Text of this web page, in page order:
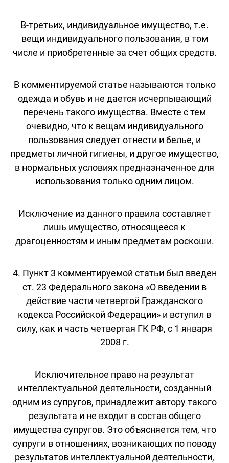
В-третьих, индивидуальное имущество, т.е.
вещи индивидуального пользования, в том
числе и приобретенные за счет общих средств.
В комментируемой статье называются только
одежда и обувь и не дается исчерпывающий
перечень такого имущества. Вместе с тем
очевидно, что к вещам индивидуального
пользования следует отнести и белье, и
предметы личной гигиены, и другое имущество,
в нормальных условиях предназначенное для
использования только одним лицом.
Исключение из данного правила составляет
лишь имущество, относящееся к
драгоценностям и иным предметам роскоши.
4. Пункт 3 комментируемой статьи был введен
ст. 23 Федерального закона «О введении в
действие части четвертой Гражданского
кодекса Российской Федерации» и вступил в
силу, как и часть четвертая ГК РФ, с 1 января
2008 г.
Исключительное право на результат
интеллектуальной деятельности, созданный
одним из супругов, принадлежит автору такого
результата и не входит в состав общего
имущества супругов. Это объясняется тем, что
супруги в отношениях, возникающих по поводу
результатов интеллектуальной деятельности,